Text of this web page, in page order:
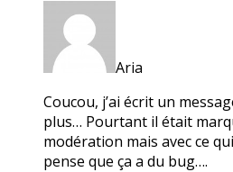
Aria
Coucou, j’ai écrit un
plus… Pourtant il était
modération mais avec ce
pense que ça a du bug….